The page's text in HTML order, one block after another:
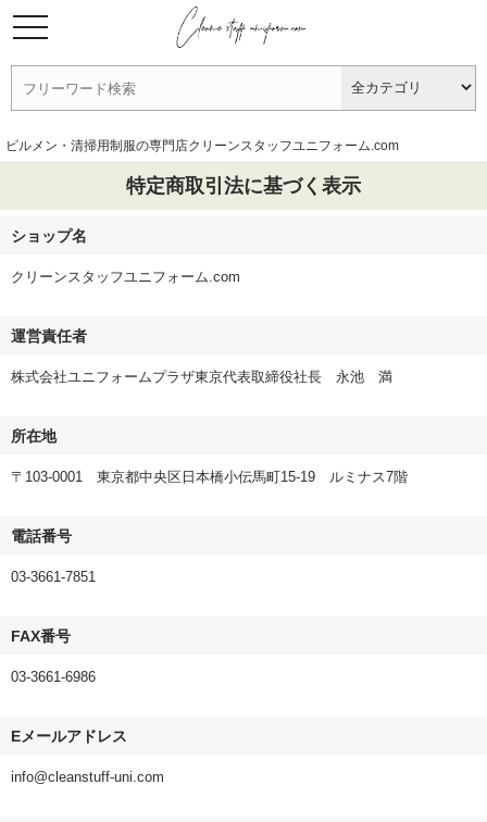
ビルメン・清掃用制服の専門店クリーンスタッフユニフォーム.com
特定商取引法に基づく表示
ショップ名
クリーンスタッフユニフォーム.com
運営責任者
株式会社ユニフォームプラザ東京代表取締役社長 永池 満
所在地
〒103-0001 東京都中央区日本橋小伝馬町15-19 ルミナス7階
電話番号
03-3661-7851
FAX番号
03-3661-6986
Eメールアドレス
info@cleanstuff-uni.com